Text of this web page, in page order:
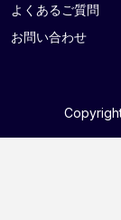
よくあるご質問
お問い合わせ